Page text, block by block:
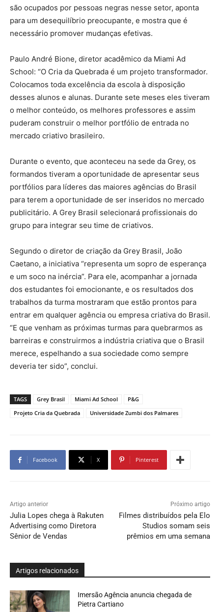
são ocupados por pessoas negras nesse setor, aponta
para um desequilíbrio preocupante, e mostra que é
necessário promover mudanças efetivas.
Paulo André Bione, diretor acadêmico da Miami Ad
School: “O Cria da Quebrada é um projeto transformador.
Colocamos toda excelência da escola à disposição
desses alunos e alunas. Durante sete meses eles tiveram
o melhor conteúdo, os melhores professores e assim
puderam construir o melhor portfólio de entrada no
mercado criativo brasileiro.
Durante o evento, que aconteceu na sede da Grey, os
formandos tiveram a oportunidade de apresentar seus
portfólios para líderes das maiores agências do Brasil
para terem a oportunidade de ser inseridos no mercado
publicitário. A Grey Brasil selecionará profissionais do
grupo para integrar seu time de criativos.
Segundo o diretor de criação da Grey Brasil, João
Caetano, a iniciativa “representa um sopro de esperança
e um soco na inércia”. Para ele, acompanhar a jornada
dos estudantes foi emocionante, e os resultados dos
trabalhos da turma mostraram que estão prontos para
entrar em qualquer agência ou empresa criativa do Brasil.
“E que venham as próximas turmas para quebrarmos as
barreiras e construirmos a indústria criativa que o Brasil
merece, espelhando a sua sociedade como sempre
deveria ter sido”, conclui.
TAGS Grey Brasil Miami Ad School
P&G
Projeto Cria da Quebrada
Universidade Zumbi dos Palmares
Facebook X Pinterest
Artigo anterior
Julia Lopes chega à Rakuten
Advertising como Diretora
Sênior de Vendas
Próximo artigo
Filmes distribuídos pela Elo
Studios somam seis
prêmios em uma semana
Artigos relacionados
Imersão Agência anuncia chegada de
Pietra Cartiano